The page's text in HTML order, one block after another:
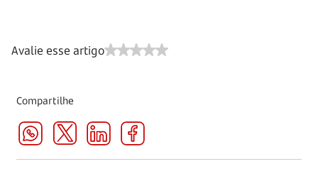
Avalie esse artigo
Compartilhe